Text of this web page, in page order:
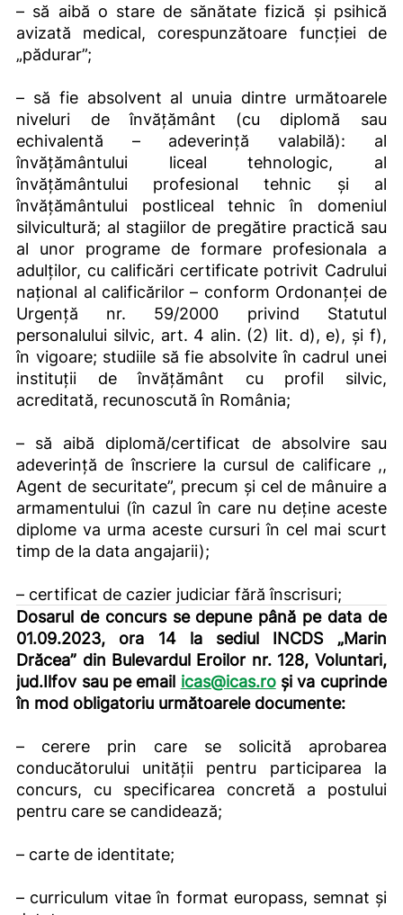
– să aibă o stare de sănătate fizică și psihică
avizată medical, corespunzătoare funcției de
„pădurar”;
– să fie absolvent al unuia dintre următoarele
niveluri de învățământ (cu diplomă sau
echivalentă – adeverință valabilă): al
învățământului liceal tehnologic, al
învățământului profesional tehnic și al
învățământului postliceal tehnic în domeniul
silvicultură; al stagiilor de pregătire practică sau
al unor programe de formare profesionala a
adulților, cu calificări certificate potrivit Cadrului
național al calificărilor – conform Ordonanței de
Urgență nr. 59/2000 privind Statutul
personalului silvic, art. 4 alin. (2) lit. d), e), și f),
în vigoare; studiile să fie absolvite în cadrul unei
instituții de învățământ cu profil silvic,
acreditată, recunoscută în România;
– să aibă diplomă/certificat de absolvire sau
adeverinţă de înscriere la cursul de calificare ,,
Agent de securitate”, precum şi cel de mânuire a
armamentului (în cazul în care nu deține aceste
diplome va urma aceste cursuri în cel mai scurt
timp de la data angajarii);
– certificat de cazier judiciar fără înscrisuri;
Dosarul de concurs se depune până pe data de
01.09.2023, ora 14 la sediul INCDS „Marin
Drăcea” din Bulevardul Eroilor nr. 128, Voluntari,
jud.Ilfov sau pe email icas@icas.roși va cuprinde
în mod obligatoriu următoarele documente:
– cerere prin care se solicită aprobarea
conducătorului unităţii pentru participarea la
concurs, cu specificarea concretă a postului
pentru care se candidează;
– carte de identitate;
– curriculum vitae în format europass, semnat și